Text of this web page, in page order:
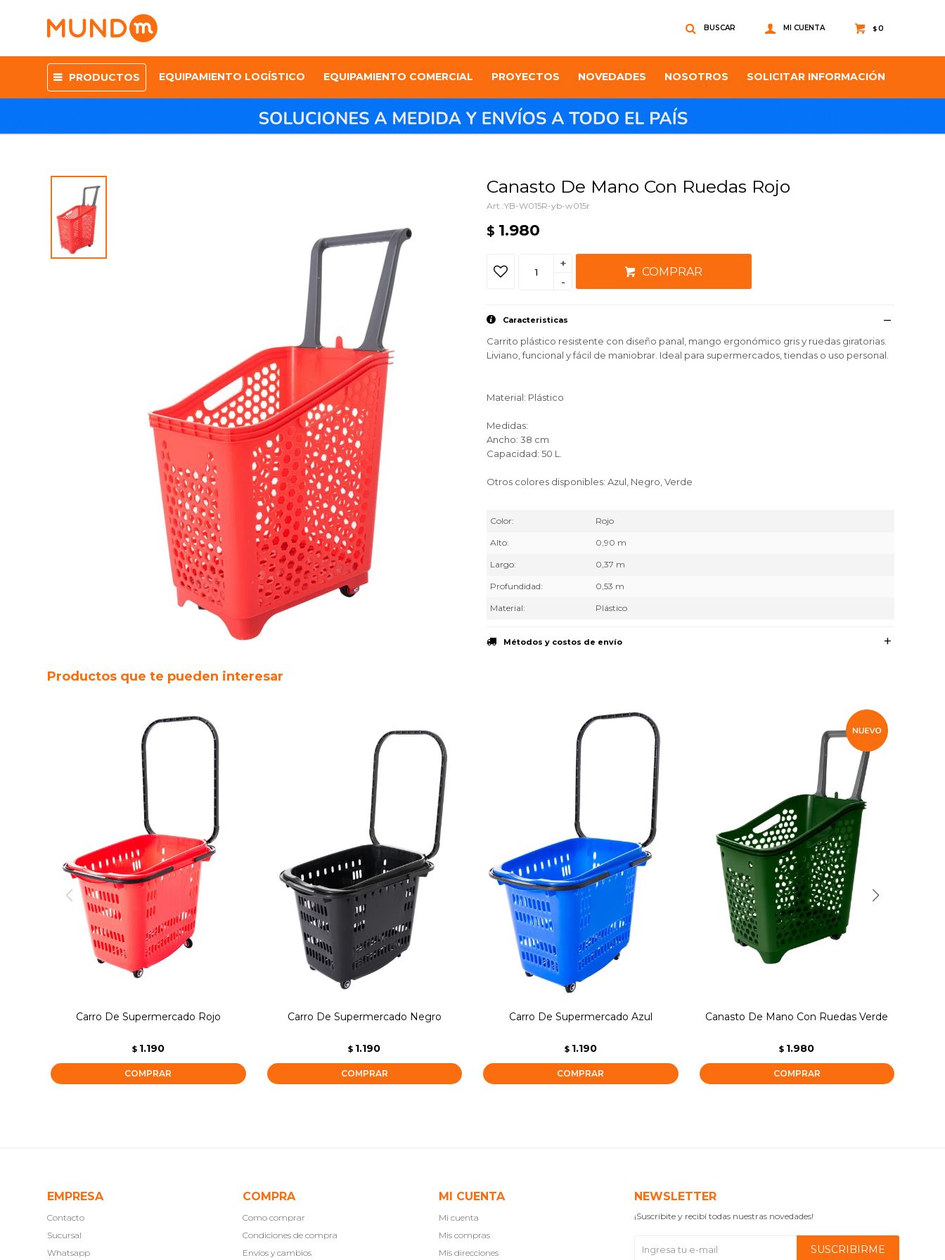
PRODUCTOS EQUIPAMIENTO LOGÍSTICO EQUIPAMIENTO COMERCIAL PROYECTOS NOVEDADES NOSOTROS SOLICITAR INFORMACIÓN
$0
Canasto De Mano Con Ruedas Rojo
YB-W015R-yb-w015r
$ 1.980
+
-
COMPRAR
Caracteristicas
Carrito plástico resistente con diseño panal, mango ergonómico gris y ruedas giratorias.
Liviano, funcional y fácil de maniobrar. Ideal para supermercados, tiendas o uso personal.
Material: Plástico
Medidas:
Ancho: 38 cm
Capacidad: 50 L.
Otros colores disponibles: Azul, Negro, Verde
Color Rojo
Alto 0,90 m
Largo 0,37 m
Profundidad 0,53 m
Material Plástico
Métodos y costos de envío
Productos que te pueden interesar
Carro De Supermercado Rojo
$ 1.190
Carro De Supermercado Negro
$ 1.190
Carro De Supermercado Azul
$ 1.190
Canasto De Mano Con Ruedas Verde
$ 1.980
EMPRESA
Contacto
Sucursal
Whatsapp
COMPRA
Como comprar
Condiciones de compra
Envíos y cambios
MI CUENTA
Mi cuenta
Mis compras
Mis direcciones
NEWSLETTER
¡Suscribite y recibí todas nuestras novedades!
SUSCRIBIRME